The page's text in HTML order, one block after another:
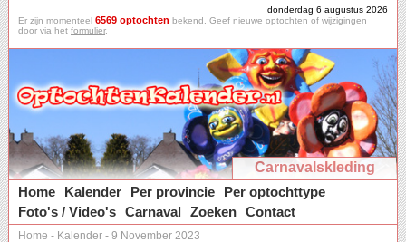
donderdag 6 augustus 2026
Er zijn momenteel 6569 optochten bekend. Geef nieuwe optochten of wijzigingen
door via het formulier.
Carnavalskleding
Home
Kalender Per provincie
Per optochttype
Foto's / Video's Carnaval Zoeken Contact
Home - Kalender - 9 November 2023